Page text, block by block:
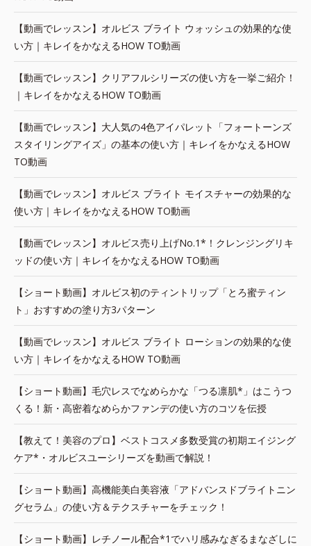
【動画でレッスン】オルビス ブライト ウォッシュの効果的な使
い方｜キレイをかなえるHOW TO動画
【動画でレッスン】クリアフルシリーズの使い方を一挙ご紹介！
｜キレイをかなえるHOW TO動画
【動画でレッスン】大人気の4色アイパレット「フォートーンズ
スタイリングアイズ」の基本の使い方｜キレイをかなえるHOW
TO動画
【動画でレッスン】オルビス ブライト モイスチャーの効果的な
使い方｜キレイをかなえるHOW TO動画
【動画でレッスン】オルビス売り上げNo.1*！クレンジングリキ
ッドの使い方｜キレイをかなえるHOW TO動画
【ショート動画】オルビス初のティントリップ「とろ蜜ティン
ト」おすすめの塗り方3パターン
【動画でレッスン】オルビス ブライト ローションの効果的な使
い方｜キレイをかなえるHOW TO動画
【ショート動画】毛穴レスでなめらかな「つる凛肌*」はこうつ
くる！新・高密着なめらかファンデの使い方のコツを伝授
【教えて！美容のプロ】ベストコスメ多数受賞の初期エイジング
ケア*・オルビスユーシリーズを動画で解説！
【ショート動画】高機能美白美容液「アドバンスドブライトニン
グセラム」の使い方＆テクスチャーをチェック！
【ショート動画】レチノール配合*1でハリ感みなぎるまなざしに